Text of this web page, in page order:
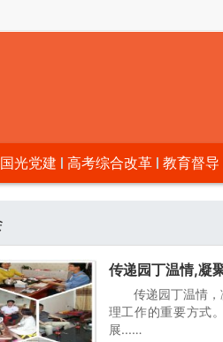
国光党建 高考综合改革 教育督导
传递园丁温情,凝
传递园丁温情
理工作的重要方式
展...…